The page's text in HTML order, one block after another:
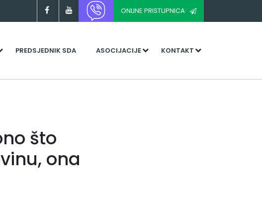
ONLINE PRISTUPNICA
PREDSJEDNIK SDA ASOCIJACIJE KONTAKT
što
ona